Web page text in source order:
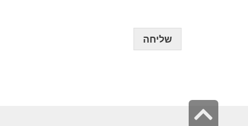
שליחה
גלילה